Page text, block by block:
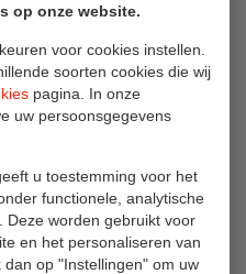
op onze website.
voor cookies instellen.
soorten cookies die wij
pagina. In onze
uw persoonsgegevens
u toestemming voor het
functionele, analytische
Deze worden gebruikt voor
en het personaliseren van
op "Instellingen" om uw
van de Verenigde
aan extreme
en klimaatverandering.
voor het milieu zich niet
het
of de ecologische
leveranciers. Elke dag
om de natuur te
geven wat ze ons schenkt,
tot een minimum te